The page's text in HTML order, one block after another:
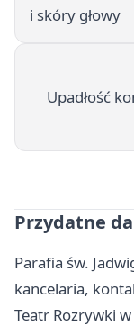
i skóry głowy
Upadłość
Przydatne
Parafia św.
kancelaria,
Teatr Rozrywki